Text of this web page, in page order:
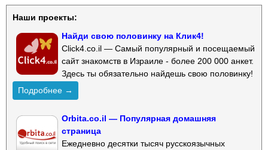
Наши проекты:
Найди свою половинку на Клик4!
Click4.co.il — Самый популярный и посещаемый
сайт знакомств в Израиле - более 200 000 анкет.
Здесь ты обязательно найдешь свою половинку!
Подробнее →
Orbita.co.il — Популярная домашняя
страница
Ежедневно десятки тысяч русскоязычных